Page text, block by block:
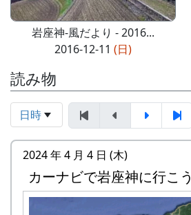
岩座神-風だより - 2016...
2016-12-11 (日)
読み物
日時
2024 年 4 月 4 日 (木)
カーナビで岩座神に行こう